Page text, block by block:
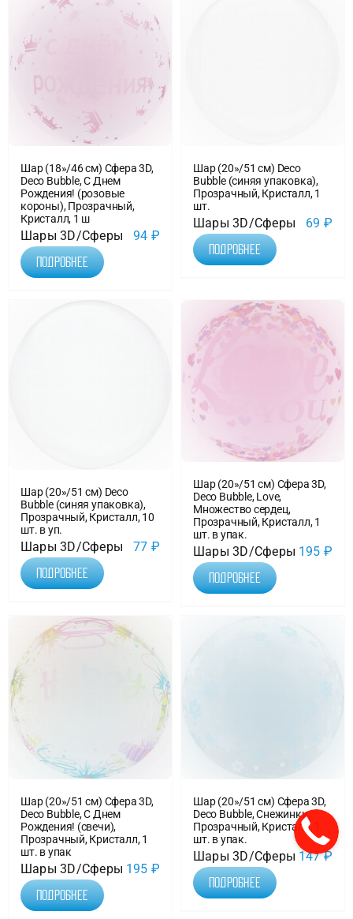
Шар (18»/46 см) Сфера 3D,
Deco Bubble, С Днем
Рождения! (розовые
короны), Прозрачный,
Кристалл, 1 ш
Шары 3D/Сферы 94 ₽
Подробнее
Шар (20»/51 см) Deco
Bubble (синяя упаковка),
Прозрачный, Кристалл, 1
шт.
Шары 3D/Сферы 69 ₽
Подробнее
Шар (20»/51 см) Deco
Bubble (синяя упаковка),
Прозрачный, Кристалл, 10
шт. в уп.
Шары 3D/Сферы 77 ₽
Подробнее
Шар (20»/51 см) Сфера 3D,
Deco Bubble, Love,
Множество сердец,
Прозрачный, Кристалл, 1
шт. в упак.
Шары 3D/Сферы 195 ₽
Подробнее
Шар (20»/51 см) Сфера 3D,
Deco Bubble, С Днем
Рождения! (свечи),
Прозрачный, Кристалл, 1
шт. в упак
Шары 3D/Сферы 195 ₽
Подробнее
Шар (20»/51 см) Сфера 3D,
Deco Bubble, Снежинки,
Прозрачный, Кристалл, 1
шт. в упак.
Шары 3D/Сферы 147₽
Подробнее